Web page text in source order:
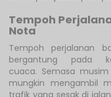
Tempoh
Nota
Tempoh perjalanan
bergantung pada
cuaca. Semasa
mungkin mengambil
trafik yang sesak di